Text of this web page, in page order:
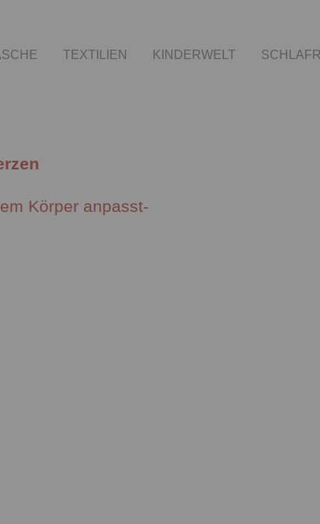
TEXTILIEN KINDERWELT
Körper anpasst-